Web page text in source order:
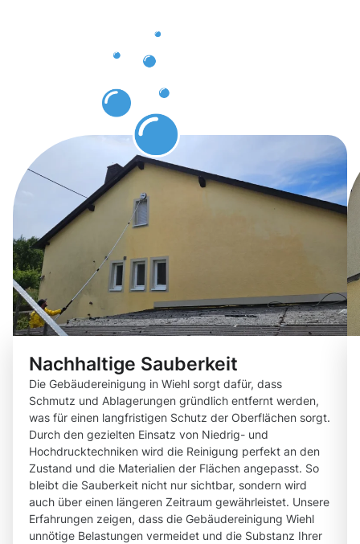
Nachhaltige Sauberkeit
Die Gebäudereinigung in Wiehl sorgt dafür, dass
Schmutz und Ablagerungen gründlich entfernt werden,
was für einen langfristigen Schutz der Oberflächen sorgt.
Durch den gezielten Einsatz von Niedrig- und
Hochdrucktechniken wird die Reinigung perfekt an den
Zustand und die Materialien der Flächen angepasst. So
bleibt die Sauberkeit nicht nur sichtbar, sondern wird
auch über einen längeren Zeitraum gewährleistet. Unsere
Erfahrungen zeigen, dass die Gebäudereinigung Wiehl
unnötige Belastungen vermeidet und die Substanz Ihrer